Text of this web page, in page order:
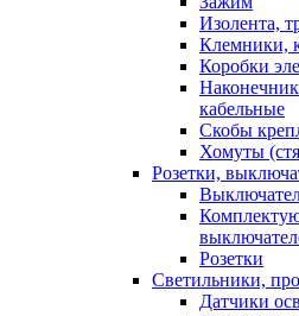
Изолента,
Клемники,
Коробки
кабельные
Скобы
Хомуты
Розетки,
Розетки
Светильники,
Датчики